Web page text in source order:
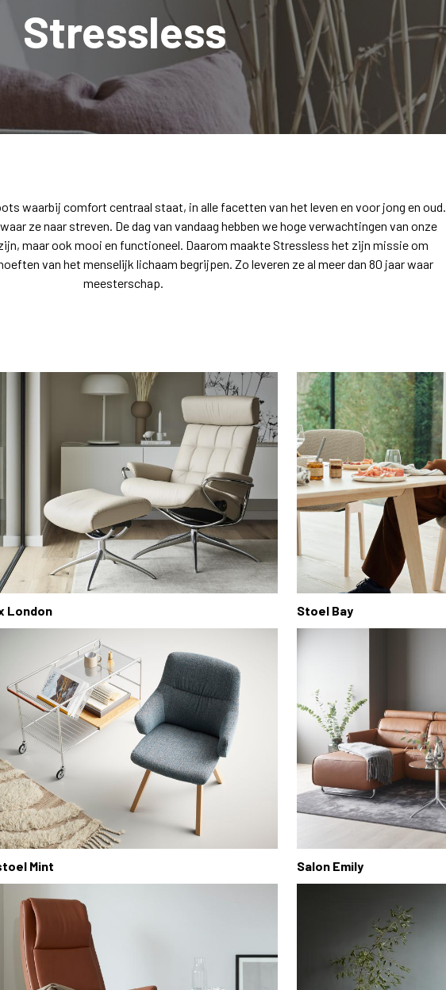
Stressless
waarbij comfort centraal staat, in alle facetten van het leven en voor jong en oud.
ze naar streven. De dag van vandaag hebben we hoge verwachtingen van onze
maar ook mooi en functioneel. Daarom maakte Stressless het zijn missie om
van het menselijk lichaam begrijpen. Zo leveren ze al meer dan 80 jaar waar
meesterschap.
London Stoel Bay
Mint Salon Emily